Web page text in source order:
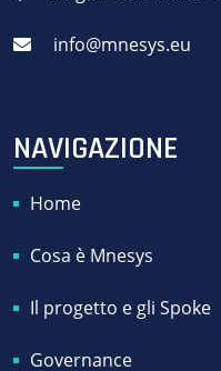
info@mnesys.eu
NAVIGAZIONE
Home
Cosa è Mnesys
Il progetto e gli Spoke
Governance